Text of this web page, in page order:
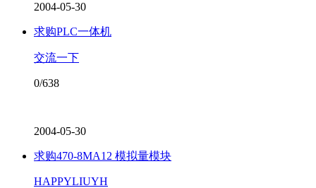
2004-05-30
求购PLC一体机
交流一下
0/638
2004-05-30
求购470-8MA12 模拟量模块
HAPPYLIUYH